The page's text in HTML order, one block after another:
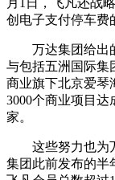
创电子支付停车费
万达集团给出的
与包括五洲国际集
商业旗下北京爱琴
3000个商业项目达
家。
这些努力也为万
集团此前发布的半